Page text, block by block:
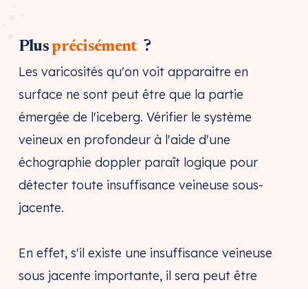
Plusprécisément ?
Les varicosités qu'on voit apparaitre en
surface ne sont peut être que la partie
émergée de l'iceberg. Vérifier le système
veineux en profondeur à l'aide d'une
échographie doppler paraît logique pour
détecter toute insuffisance veineuse sous-
jacente.
En effet, s'il existe une insuffisance veineuse
sous jacente importante, il sera peut être